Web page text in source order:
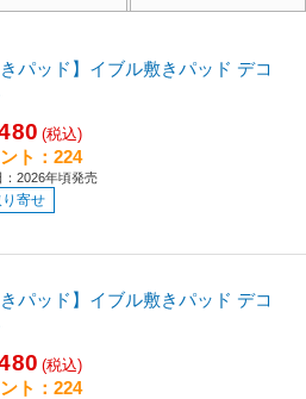
きパッド】イブル敷きパッド デコ
(税込)
ト：224
：2026年頃発売
り寄せ
きパッド】イブル敷きパッド デコ
(税込)
ト：224